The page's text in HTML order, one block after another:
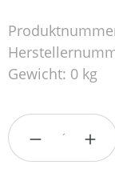
Gewicht: 0 kg
Produkt